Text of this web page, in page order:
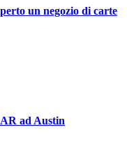
un negozio di carte
ad Austin